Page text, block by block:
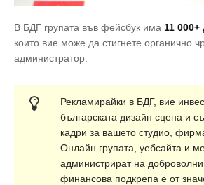
В БДГ групата във фейсбук има 11
които вие може да стигнете органично
администратор.
Рекламирайки в БДГ, вие
българската дизайн сцена и
кадри за вашето студио,
Онлайн групата, уебсайта и
администрират на
финансова подкрепа е от